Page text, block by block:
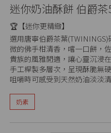
迷你奶油酥餅 伯爵茶
🏆【迷你更精緻】
選用唐寧伯爵茶葉
微的佛手柑清香，嚐一口餅，
貴族的風雅閒適，讓心靈沉浸
手工桿製多層次，呈現酥脆無
咀嚼時可感受到天然奶油淡淡
奶素